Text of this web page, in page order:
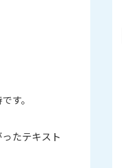
す。
たテキスト